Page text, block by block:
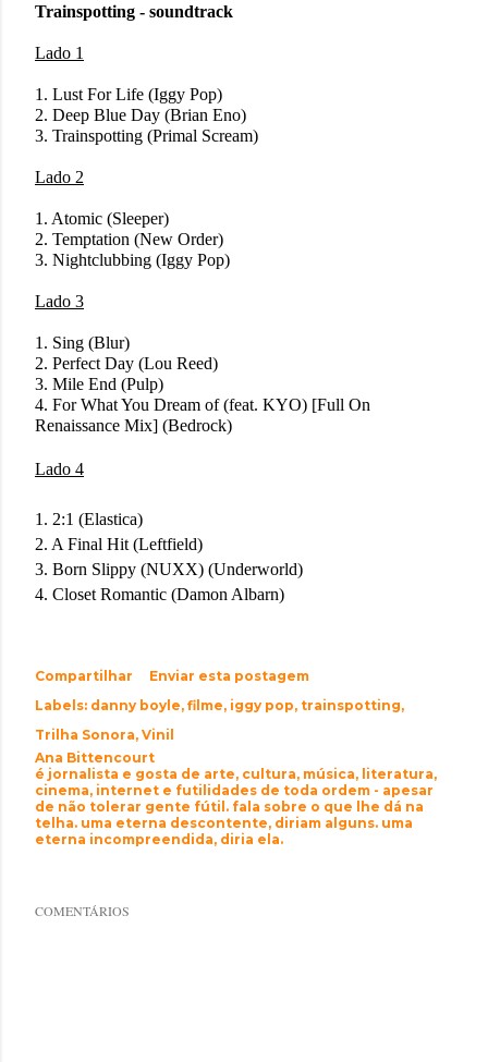
Trainspotting - soundtrack
Lado 1
1. Lust For Life (Iggy Pop)
2. Deep Blue Day (Brian Eno)
3. Trainspotting (Primal Scream)
Lado 2
1. Atomic (Sleeper)
2. Temptation (New Order)
3. Nightclubbing (Iggy Pop)
Lado 3
1. Sing (Blur)
2. Perfect Day (Lou Reed)
3. Mile End (Pulp)
4. For What You Dream of (feat. KYO) [Full On
Renaissance Mix] (Bedrock)
Lado 4
1. 2:1 (Elastica)
2. A Final Hit (Leftfield)
3. Born Slippy (NUXX) (Underworld)
4. Closet Romantic (Damon Albarn)
Compartilhar
Enviar esta postagem
Labels: danny boyle filme iggy pop trainspotting
Trilha Sonora Vinil
Ana Bittencourt
é jornalista e gosta de arte, cultura, música, literatura,
cinema, internet e futilidades de toda ordem - apesar
de não tolerar gente fútil. fala sobre o que lhe dá na
telha. uma eterna descontente, diriam alguns. uma
eterna incompreendida, diria ela.
COMENTÁRIOS